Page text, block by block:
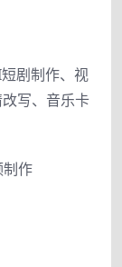
剧制作、视
写、音乐卡
作